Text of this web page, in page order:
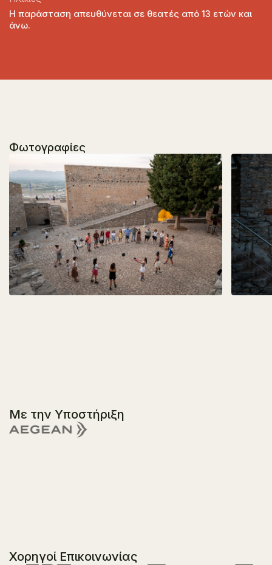
Η παράσταση απευθύνεται σε θεατές από 13 ετών και
άνω.
Φωτογραφίες
Με την Υποστήριξη
Χορηγοί Επικοινωνίας